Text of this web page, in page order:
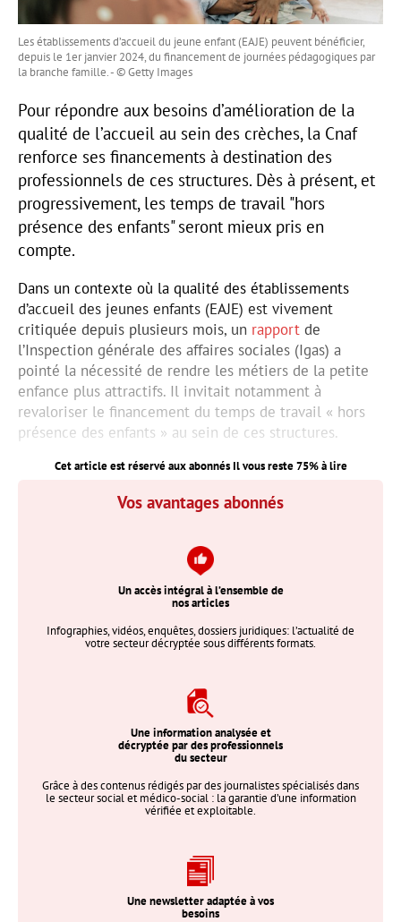
Les établissements d’accueil du jeune enfant (EAJE) peuvent bénéficier,
depuis le 1er janvier 2024, du financement de journées pédagogiques par
la branche famille. - © Getty Images
Pour répondre aux besoins d’amélioration de la
qualité de l’accueil au sein des crèches, la Cnaf
renforce ses financements à destination des
professionnels de ces structures. Dès à présent, et
progressivement, les temps de travail "hors
présence des enfants" seront mieux pris en
compte.
Dans un contexte où la qualité des établissements
d’accueil des jeunes enfants (EAJE) est vivement
critiquée depuis plusieurs mois, un rapport de
l’Inspection générale des affaires sociales (Igas) a
pointé la nécessité de rendre les métiers de la petite
enfance plus attractifs. Il invitait notamment à
revaloriser le financement du temps de travail « hors
présence des enfants » au sein de ces structures.
Cet article est réservé aux abonnés Il vous reste75% à lire
Vos avantages abonnés
Un accès intégral à l’ensemble de
nos articles
Infographies, vidéos, enquêtes, dossiers juridiques: l’actualité de
votre secteur décryptée sous différents formats.
Une information analysée et
décryptée par des professionnels
du secteur
Grâce à des contenus rédigés par des journalistes spécialisés dans
le secteur social et médico-social : la garantie d’une information
vérifiée et exploitable.
Une newsletter adaptée à vos
besoins